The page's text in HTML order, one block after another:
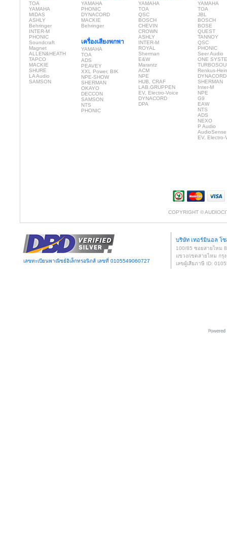
TOA
YAMAHA
MIDAS
ASHLY
Behringer
INTER-M
PHONIC
Soundcraft
Magnet
ALLEN&HEATH
TAPCO
MACKIE
SHURE
LA Audio
SAMSON
YAMAHA
PHONIC
DYNACORD
MACKIE
Behringer
เครื่องเสียงพกพา
YAMAHA
TOA
ADS
PEAVEY
XXL Power, BIK
NPE-SHOW
SHERMAN
OKAYO
DECCON
SAMSON
NTS
PHONIC
YAMAHA
TOA
QSC
BOSCH
CHEVIN
CROWN
ASHLY
INTER-M
ROYAL
Sherman
E&W
Marantz
ACM
NPE
HUB, CRAF
LAB.GRUPPEN
EV, Electro-Voice
DYNACORD
DPA
YAMAHA
TOA
JBL
BOSCH
BOSE
QUEST
TANNOY
QSC
PHONIC
Seer Audio
ONE
Renkus-
DYNACORD
SHERMAN
Inter-M
NPE
G9
EAW
NTS
ADS
NEXO
P Audio
AudioSense
EV, Electro-
COPYRIGHT ©
เลขทะเบียนพาณิชย์อิเล็กทรอนิกส์ เลขที่ 0105549060727
บริษัท เทอร์มินอล โ
100/85 ซอยสายไหม
แขวง/เขตสายไหม กรุ
เลขผู้เสียภาษี ID: